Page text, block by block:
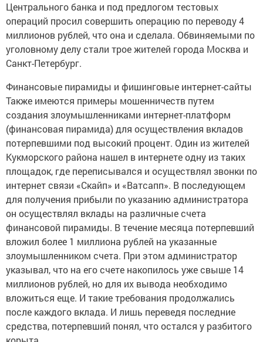
Центрального банка и под предлогом тестовых
операций просил совершить операцию по переводу 4
миллионов рублей, что она и сделала. Обвиняемыми по
уголовному делу стали трое жителей города Москва и
Санкт-Петербург.
Финансовые пирамиды и фишинговые интернет-сайты
Также имеются примеры мошенничеств путем
создания злоумышленниками интернет-платформ
(финансовая пирамида) для осуществления вкладов
потерпевшими под высокий процент. Один из жителей
Кукморского района нашел в интернете одну из таких
площадок, где переписывался и осуществлял звонки по
интернет связи «Скайп» и «Ватсапп». В последующем
для получения прибыли по указанию администратора
он осуществлял вклады на различные счета
финансовой пирамиды. В течение месяца потерпевший
вложил более 1 миллиона рублей на указанные
злоумышленником счета. При этом администратор
указывал, что на его счете накопилось уже свыше 14
миллионов рублей, но для их вывода необходимо
вложиться еще. И такие требования продолжались
после каждого вклада. И лишь переведя последние
средства, потерпевший понял, что остался у разбитого